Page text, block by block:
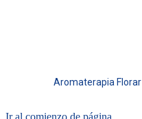
Aromaterapia Florar
Ir al comienzo de página